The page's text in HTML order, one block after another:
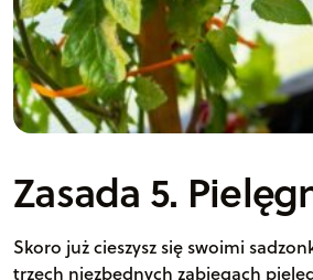
Zasada 5.
Skoro już cieszysz się swoimi
trzech niezbędnych zabiegach